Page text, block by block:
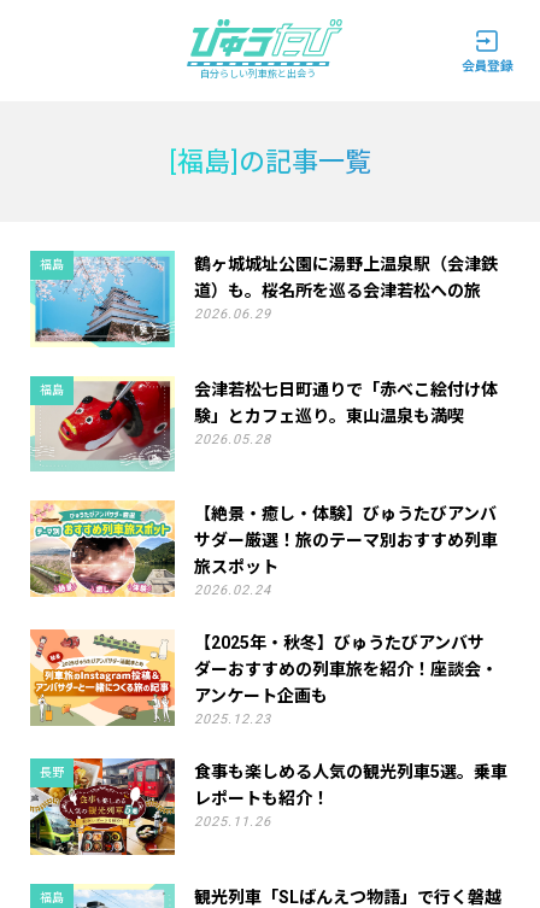
自分らしい列車旅と出会う
[福島]の記事一覧
福島
鶴ヶ城城址公園に湯野上温泉駅（会津鉄
道）も。桜名所を巡る会津若松への旅
2026.06.29
福島
会津若松七日町通りで「赤べこ絵付け体
験」とカフェ巡り。東山温泉も満喫
2026.05.28
【絶景・癒し・体験】びゅうたびアンバ
サダー厳選！旅のテーマ別おすすめ列車
旅スポット
2026.02.24
【2025年・秋冬】びゅうたびアンバサ
ダーおすすめの列車旅を紹介！座談会・
アンケート企画も
2025.12.23
長野
食事も楽しめる人気の観光列車5選。乗車
レポートも紹介！
2025.11.26
福島
観光列車「SLばんえつ物語」で行く磐越